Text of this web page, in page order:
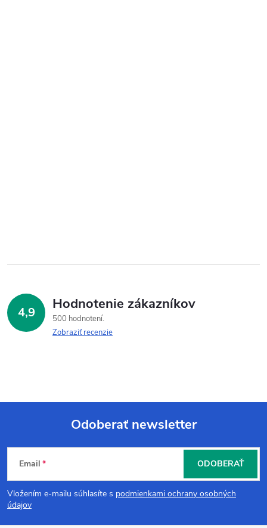
4,9 Hodnotenie zákazníkov
500 hodnotení
Zobraziť recenzie
Z
á
p
Odoberať newsletter
Email
Vložením e-mailu súhlasíte s podmienkami ochrany osobných
údajov
ODOBERAŤ